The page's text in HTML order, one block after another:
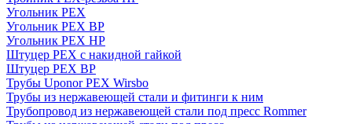
Угольник PEX
Угольник PEX ВР
Угольник PEX НР
Штуцер PEX c накидной гайкой
Штуцер PEX ВР
Трубы Uponor PEX Wirsbo
Трубы из нержавеющей стали и фитинги к ним
Трубопровод из нержавеющей стали под пресс Rommer